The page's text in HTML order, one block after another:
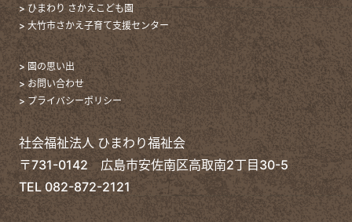
> ひまわり さかえこども園
> 大竹市さかえ子育て支援センター
> 園の思い出
> お問い合わせ
> プライバシーポリシー
社会福祉法人 ひまわり福祉会
〒731-0142 広島市安佐南区高取南2丁目30-5
TEL 082-872-2121